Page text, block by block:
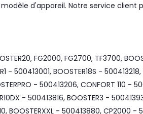
d'appareil. Notre service client
FG2000, FG2700, TF3700,
- 500413001, BOOSTER18S -
- 500413206, CONFORT
- 500413816, BOOSTER3 -
BOOSTERXXL - 500413880,